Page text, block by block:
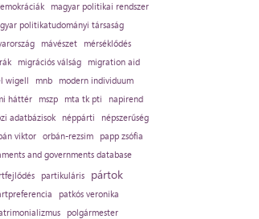
magyar politikai rendszer
politikatudományi társaság
mávészet
mérséklődés
migrációs válság
migration aid
wigell
mnb
modern individuum
háttér
mszp mta tk pti
napirend
adatbázisok
néppárti
népszerűség
viktor orbán-rezsim
papp zsófia
and governments database
partikuláris pártok
patkós veronika
polgármester